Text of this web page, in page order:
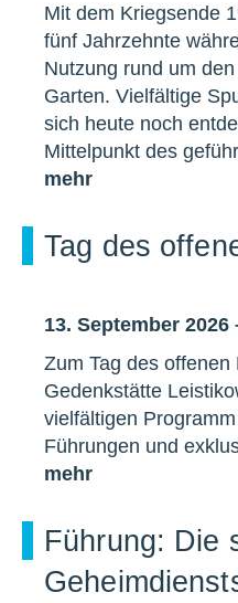
Mit dem Kriegsende
fünf Jahrzehnte
Nutzung rund um
Garten. Vielfältige
sich heute noch
Mittelpunkt des
mehr
Tag des
13. September 2026
Zum Tag des
Gedenkstätte
vielfältigen
Führungen und
mehr
Führung: Die